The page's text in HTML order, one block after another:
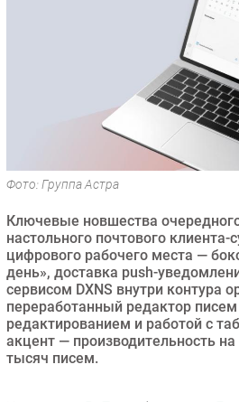
Инновации
Гаджеты
Здоровье
РАЗДЕЛЫ
Новости
Аналитика
Фото: Группа Астра
Ключевые новшества
настольного почтового клиента-
цифрового рабочего места —
день», доставка push-
сервисом DXNS внутри контура
переработанный редактор
редактированием и работой с
акцент — производительность
тысяч писем.